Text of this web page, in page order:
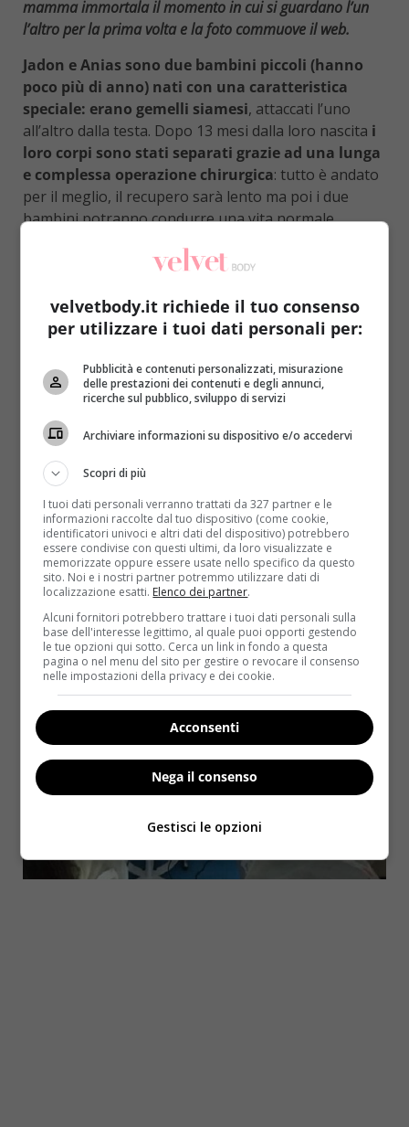
mamma immortala il momento in cui si guardano l’un
l’altro per la prima volta e la foto commuove il web.
Jadon e Anias sono due bambini piccoli (hanno
poco più di anno) nati con una caratteristica
speciale: erano gemelli siamesi, attaccati l’uno
all’altro dalla testa. Dopo 13 mesi dalla loro nascita i
loro corpi sono stati separati grazie ad una lunga
e complessa operazione chirurgica: tutto è andato
per il meglio, il recupero sarà lento ma poi i due
bambini potranno condurre una vita normale.
davvero è accaduto il miracolo e ha potuto gioire di
hanno provato i suoi figli nel realizzare di essere
‘in due’.
Sì, perché i suoi bambini hanno potuto guardarsi
reciprocamente in viso per la prima volta solo
essersi ripreso dall’operazione. Christine ha avuto
la giusta prontezza per immortalare il momento ed
ha scattato una fotografia che non verrà dimenticata
facilmente né dai diretti interessati né dall’intero
popolo del web.
Quando si guardano, Jadon e
Anias lo fanno con gli occhi sgranati e la bocca
aperta, come a dire“Ehi ma ci sei anche tu!”. La
donna ha condiviso la foto su Facebook,
commentando con una frase semplice e liberatoria:
“Per oltre 13 mesi ho sognato questo momento”
si è commossa e ha abbracciato virtualmente sia
Christine che i suoi gemelli speciali.
velvetbody.it richiede il tuo consenso
per utilizzare i tuoi dati personali per:
Pubblicità e contenuti personalizzati, misurazione
delle prestazioni dei contenuti e degli annunci,
ricerche sul pubblico, sviluppo di servizi
Archiviare informazioni su dispositivo e/o accedervi
Scopri di più
I tuoi dati personali verranno trattati da 327 partner e le
informazioni raccolte dal tuo dispositivo (come cookie,
identificatori univoci e altri dati del dispositivo) potrebbero
essere condivise con questi ultimi, da loro visualizzate e
memorizzate oppure essere usate nello specifico da questo
sito. Noi e i nostri partner potremmo utilizzare dati di
localizzazione esatti. Elenco dei partner.
Alcuni fornitori potrebbero trattare i tuoi dati personali sulla
base dell'interesse legittimo, al quale puoi opporti gestendo
le tue opzioni qui sotto. Cerca un link in fondo a questa
pagina o nel menu del sito per gestire o revocare il consenso
nelle impostazioni della privacy e dei cookie.
Acconsenti
Nega il consenso
Gestisci le opzioni